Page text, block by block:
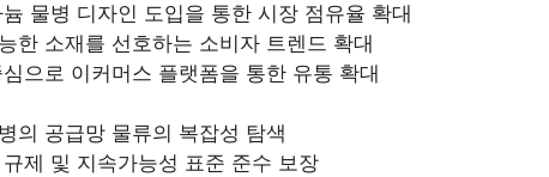
물병 디자인 도입을 통한 시장 점유율 확대
한 소재를 선호하는 소비자 트렌드 확대
으로 이커머스 플랫폼을 통한 유통 확대
의 공급망 물류의 복잡성 탐색
제 및 지속가능성 표준 준수 보장